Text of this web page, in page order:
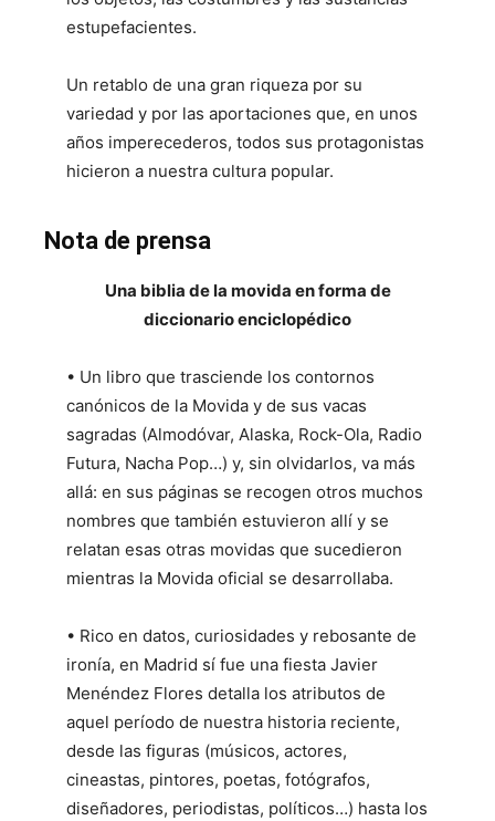
estupefacientes.
Un retablo de una gran riqueza por su
variedad y por las aportaciones que, en unos
años imperecederos, todos sus protagonistas
hicieron a nuestra cultura popular.
Nota de prensa
Una biblia de la movida en forma de
diccionario enciclopédico
• Un libro que trasciende los contornos
canónicos de la Movida y de sus vacas
sagradas (Almodóvar, Alaska, Rock-Ola, Radio
Futura, Nacha Pop…) y, sin olvidarlos, va más
allá: en sus páginas se recogen otros muchos
nombres que también estuvieron allí y se
relatan esas otras movidas que sucedieron
mientras la Movida oficial se desarrollaba.
• Rico en datos, curiosidades y rebosante de
ironía, en Madrid sí fue una fiesta Javier
Menéndez Flores detalla los atributos de
aquel período de nuestra historia reciente,
desde las figuras (músicos, actores,
cineastas, pintores, poetas, fotógrafos,
diseñadores, periodistas, políticos…) hasta los